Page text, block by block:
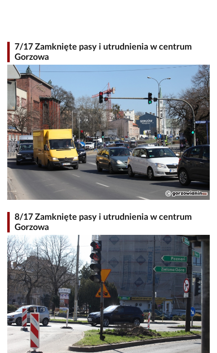
7/17 Zamknięte pasy i utrudnienia w centrum
Gorzowa
8/17 Zamknięte pasy i utrudnienia w centrum
Gorzowa